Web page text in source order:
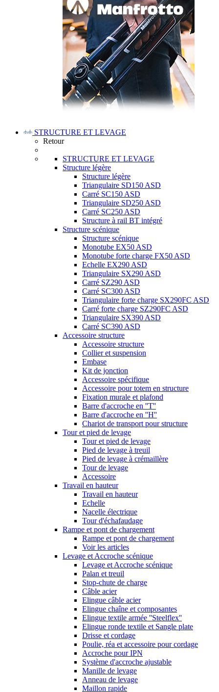
STRUCTURE ET LEVAGE
Retour
STRUCTURE ET LEVAGE
Structure légère
Structure légère
Triangulaire SD150 ASD
Carré SC150 ASD
Triangulaire SD250 ASD
Carré SC250 ASD
Structure à rail BT intégré
Structure scénique
Structure scénique
Monotube EX50 ASD
Monotube forte charge FX50 ASD
Echelle EX290 ASD
Triangulaire SX290 ASD
Carré SZ290 ASD
Carré SC300 ASD
Triangulaire forte charge SX290FC ASD
Carré forte charge SZ290FC ASD
Triangulaire SX390 ASD
Carré SC390 ASD
Accessoire structure
Accessoire structure
Collier et suspension
Embase
Kit de jonction
Accessoire spécifique
Accessoire pour totem en structure
Fixation murale et plafond
Barre d'accroche en ''T''
Barre d'accroche en ''H''
Chariot de transport pour structure
Tour et pied de levage
Tour et pied de levage
Pied de levage à treuil
Pied de levage à crémaillère
Tour de levage
Accessoire
Travail en hauteur
Travail en hauteur
Echelle
Nacelle électrique
Tour d'échafaudage
Rampe et pont de chargement
Rampe et pont de chargement
Voir les articles
Levage et Accroche scénique
Levage et Accroche scénique
Palan et treuil
Stop-chute de charge
Câble acier
Elingue câble acier
Elingue chaîne et composantes
Elingue textile armée ''Steelflex''
Elingue ronde textile et Sangle plate
Drisse et cordage
Poulie, réa et accessoire pour cordage
Accroche pour IPN
Système d'accroche ajustable
Manille de levage
Anneau de levage
Maillon rapide